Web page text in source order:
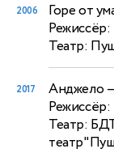
2006 Горе от
Театр:
2017 Анджело
Театр: